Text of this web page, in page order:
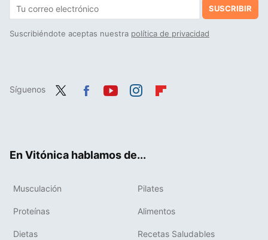
SUSCRIBIR
Suscribiéndote aceptas nuestra política de privacidad
Síguenos
En Vitónica hablamos de...
Musculación Pilates
Proteínas Alimentos
Dietas Recetas Saludables